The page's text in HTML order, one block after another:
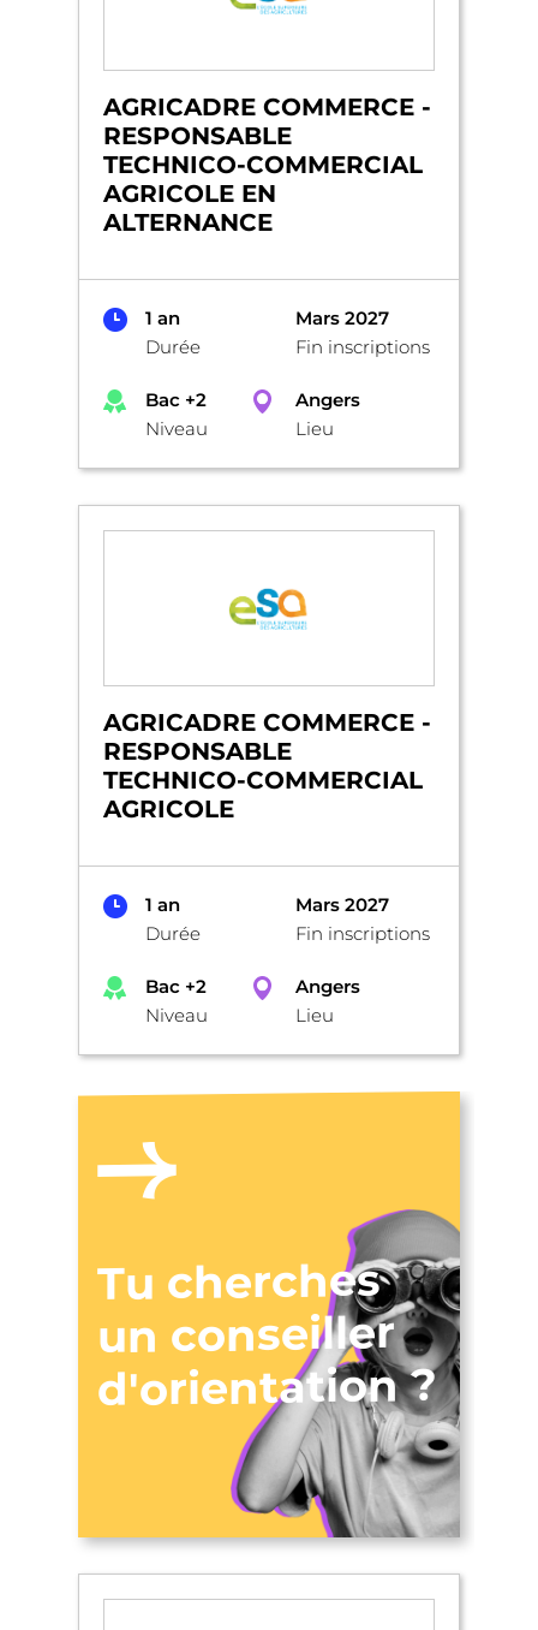
AGRICADRE COMMERCE -
RESPONSABLE
TECHNICO-COMMERCIAL
AGRICOLE EN
ALTERNANCE
1 an
Durée
Mars 2027
Fin inscriptions
Bac +2
Niveau
Angers
Lieu
AGRICADRE COMMERCE -
RESPONSABLE
TECHNICO-COMMERCIAL
AGRICOLE
1 an
Durée
Mars 2027
Fin inscriptions
Bac +2
Niveau
Angers
Lieu
Tu cherches
un conseiller
d'orientation ?